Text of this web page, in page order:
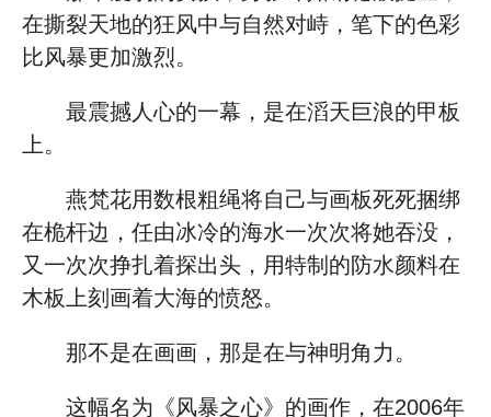
在撕裂天地的狂风中与自然对峙，笔下的色彩
比风暴更加激烈。
最震撼人心的一幕，是在滔天巨浪的甲板
上。
燕梵花用数根粗绳将自己与画板死死捆绑
在桅杆边，任由冰冷的海水一次次将她吞没，
又一次次挣扎着探出头，用特制的防水颜料在
木板上刻画着大海的愤怒。
那不是在画画，那是在与神明角力。
这幅名为《风暴之心》的画作，在2006年